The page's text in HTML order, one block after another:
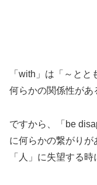
「with」は「～と
何らかの関係性があ
ですから、「be
に何らかの繋がりが
「人」に失望する